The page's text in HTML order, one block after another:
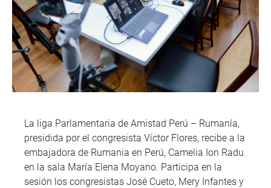
La liga Parlamentaria de Amistad Perú – Rumanía,
presidida por el congresista Víctor Flores, recibe a la
embajadora de Rumania en Perú, Camelia Ion Radu
en la sala María Elena Moyano. Participa en la
sesión los congresistas José Cueto, Mery Infantes y